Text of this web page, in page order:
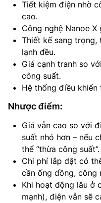
Tiết kiệm điện nhờ
cao.
Công nghệ Nanoe
Thiết kế sang
lạnh đều.
Giá cạnh tranh so
công suất.
Hệ thống điều khiển
Nhược điểm:
Giá vẫn cao so với
suất nhỏ hơn – nếu
thể “thừa công suất”.
Chi phí lắp đặt có
cần ống đồng, công
Khi hoạt động lâu ở
mạnh), điện vẫn sẽ